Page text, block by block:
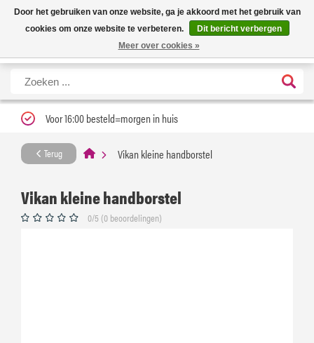
Nieuwe levertijd: 1 tot 3 werkdagen | Nu 25% korting op gehele assortiment
Carfume met kortingscode ''verfrissend''
X
Voor 16:00 besteld=morgen in huis
Terug Vikan kleine handborstel
Vikan kleine handborstel
0/5 (0 beoordelingen)
Door het gebruiken van onze website, ga je akkoord met het gebruik van
cookies om onze website te verbeteren.
Dit bericht verbergen
Meer over cookies »